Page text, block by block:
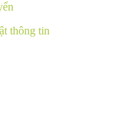
thông tin